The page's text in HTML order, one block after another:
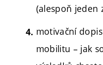
(alespoň jeden
motivační
mobilitu – jak